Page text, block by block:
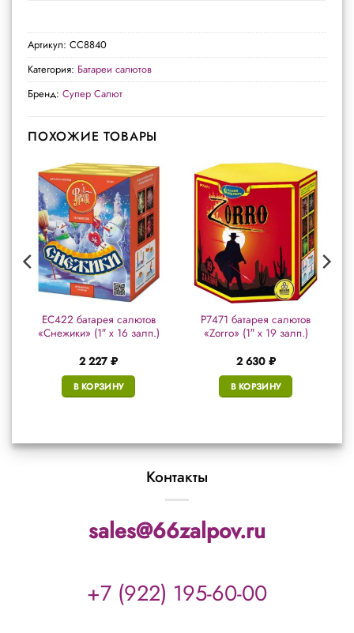
Артикул: СС8840
Категория: Батареи салютов
Бренд: Супер Салют
ПОХОЖИЕ ТОВАРЫ
ЕС422 батарея салютов
«Снежики» (1″ х 16 залп.)
2 227 ₽
В КОРЗИНУ
Р7471 батарея салютов
«Zorro» (1″ х 19 залп.)
2 630 ₽
В КОРЗИНУ
Контакты
sales@66zalpov.ru
+7 (922) 195-60-00